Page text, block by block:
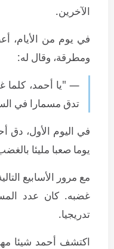
الآخرين.
في يوم من الأيام،
ومطرقة، وقال له:
— "يا أحمد،
تدق مسمارا في
يوما صعبا مليئا
مع مرور الأسابيع
غضبه. كان عدد
تدريجيا.
اكتشف أحمد شيئا